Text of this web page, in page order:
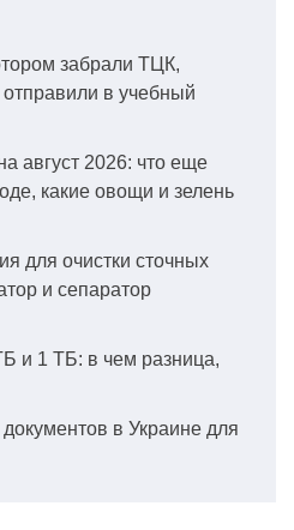
забрали ТЦК,
отправили в учебный
август 2026: что еще
какие овощи и зелень
для очистки сточных
и сепаратор
и 1 ТБ: в чем разница,
в Украине для